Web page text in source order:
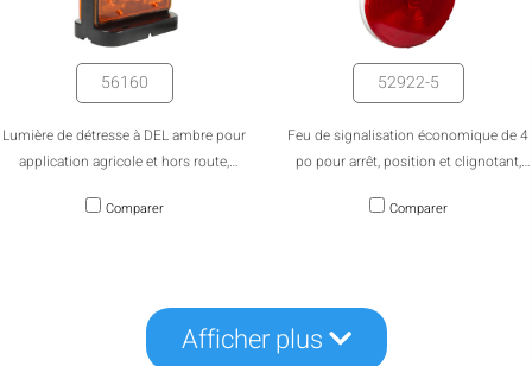
56160
Lumière de détresse à DEL ambre pour
application agricole et hors route,
Comparer
52922-5
Feu de signalisation économique de 4
po pour arrêt, position et clignotant,
Comparer
Afficher plus